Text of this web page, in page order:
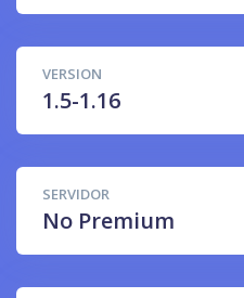
VERSION
1.5-1.16
SERVIDOR
No Premium